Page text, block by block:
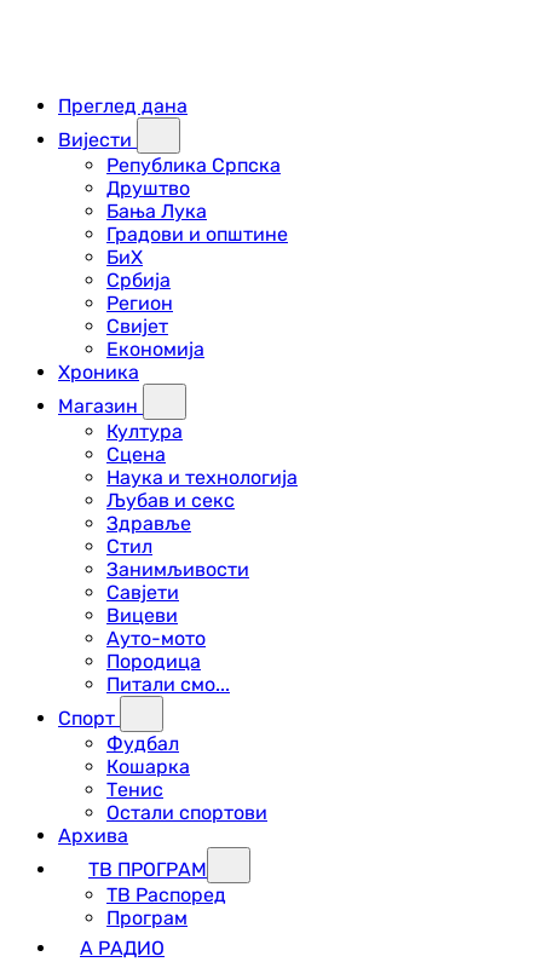
Преглед дана
Вијести
Република Српска
Друштво
Бања Лука
Градови и општине
БиХ
Србија
Регион
Свијет
Економија
Хроника
Магазин
Култура
Сцена
Наука и технологија
Љубав и секс
Здравље
Стил
Занимљивости
Савјети
Вицеви
Ауто-мото
Породица
Питали смо...
Спорт
Фудбал
Кошарка
Тенис
Остали спортови
Архива
ТВ ПРОГРАМ
ТВ Распоред
Програм
А РАДИО